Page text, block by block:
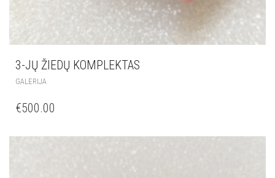
3-JŲ ŽIEDŲ KOMPLEKTAS
GALERIJA
€500.00